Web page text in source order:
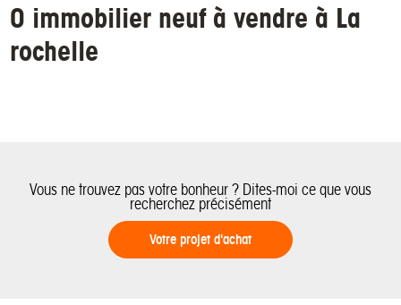
0 immobilier neuf à vendre à La
rochelle
Vous ne trouvez pas votre bonheur ? Dites-moi ce que vous
recherchez précisément
Votre projet d'achat